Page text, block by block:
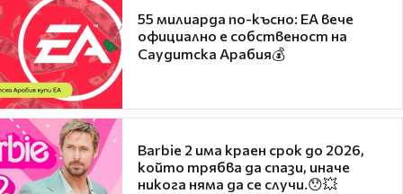
55 милиарда по-късно: EA вече
официално е собственост на
Саудитска Арабия💰
Barbie 2 има краен срок до 2026,
който трябва да спази, иначе
никога няма да се случи.😯💥